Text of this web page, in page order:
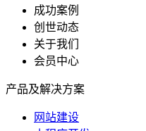
成功案例
创世动态
关于我们
会员中心
产品及解决方案
网站建设